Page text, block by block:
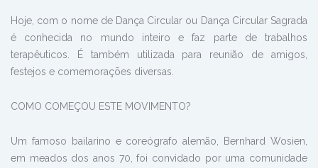
Hoje, com o nome de Dança Circular ou Dança Circular Sagrada
é conhecida no mundo inteiro e faz parte de trabalhos
terapêuticos. É também utilizada para reunião de amigos,
festejos e comemorações diversas.
COMO COMEÇOU ESTE MOVIMENTO?
Um famoso bailarino e coreógrafo alemão, Bernhard Wosien,
em meados dos anos 70, foi convidado por uma comunidade